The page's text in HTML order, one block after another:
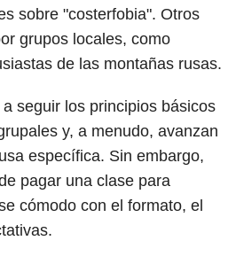
sobre "costerfobia". Otros
grupos locales, como
de las montañas rusas.
seguir los principios básicos
y, a menudo, avanzan
específica. Sin embargo,
pagar una clase para
cómodo con el formato, el